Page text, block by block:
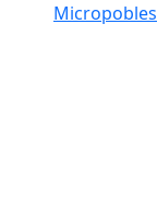
Micropobles